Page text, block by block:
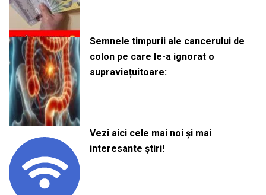
Semnele timpurii ale cancerului de
colon pe care le-a ignorat o
supraviețuitoare:
Vezi aici cele mai noi și mai
interesante știri!